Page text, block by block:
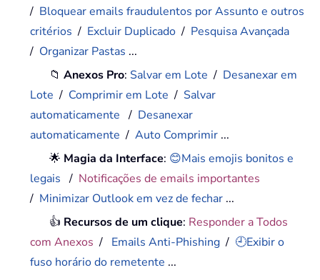
/ Bloquear emails fraudulentos por Assunto e outros
critérios / Excluir Duplicado / Pesquisa Avançada
/ Organizar Pastas ...
📁Anexos Pro: Salvar em Lote / Desanexar em
Lote / Comprimir em Lote / Salvar
automaticamente / Desanexar
automaticamente /Auto Comprimir ...
🌟 Magia da Interface: 😊Mais emojis bonitos e
legais / Notificações de emails importantes
/ Minimizar Outlook em vez de fechar ...
👍 Recursos de um clique: Responder a Todos
com Anexos / Emails Anti-Phishing / 🕘Exibir o
fuso horário do remetente ...